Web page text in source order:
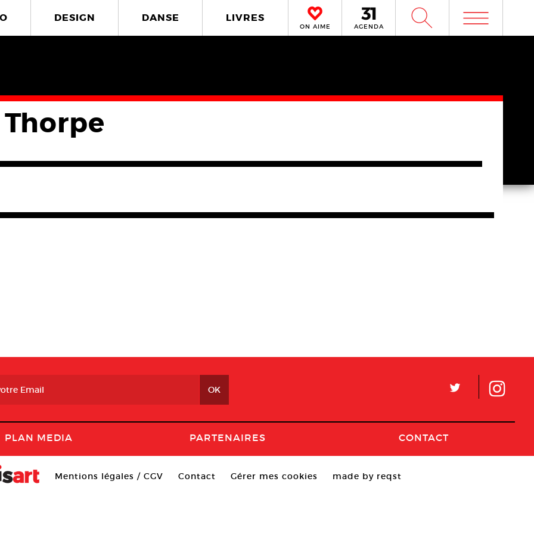
DESIGN DANSE LIVRES
ON AIME AGENDA W m
L
PLAN MEDIA PARTENAIRES CONTACT
Mentions légales / CGV Contact Gérer mes cookies made by reqst